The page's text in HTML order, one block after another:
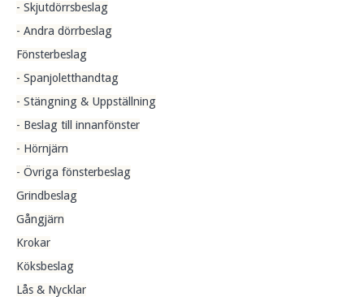
- Skjutdörrsbeslag
- Andra dörrbeslag
Fönsterbeslag
- Spanjoletthandtag
- Stängning & Uppställning
- Beslag till innanfönster
- Hörnjärn
- Övriga fönsterbeslag
Grindbeslag
Gångjärn
Krokar
Köksbeslag
Lås & Nycklar